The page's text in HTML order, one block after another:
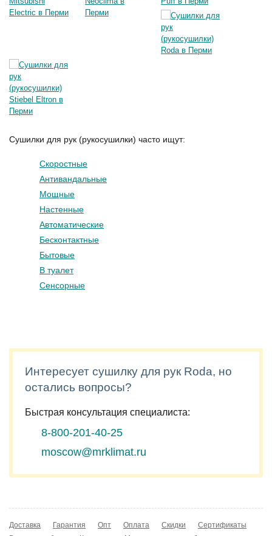
Сушилки для рук (рукосушилки) часто ищут:
Скоростные
Антивандальные
Мощные
Настенные
Автоматические
Бесконтактные
Бытовые
В туалет
Сенсорные
Интересует сушилку для рук Roda, но
остались вопросы?
Быстрая консультация специалиста:
8-800-201-40-25
moscow@mrklimat.ru
Доставка Гарантия Опт Оплата Скидки
Сертификаты